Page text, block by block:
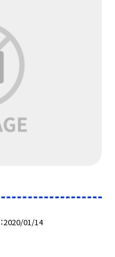
2020/01/14